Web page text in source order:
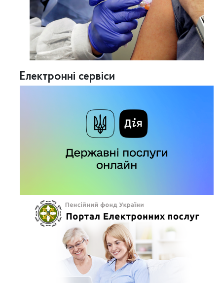
Електронні сервіси